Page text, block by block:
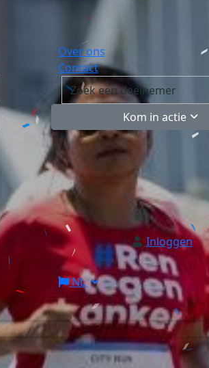
Over ons
Contact
Kom in actie
Inloggen
NL